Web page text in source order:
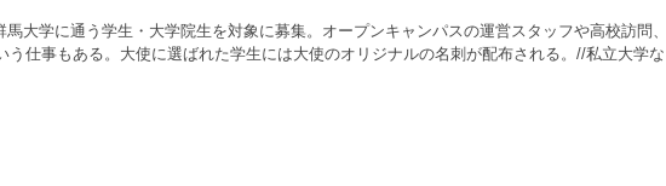
大学に通う学生・大学院生を対象に募集。オープンキャンパスの運営スタッフや高校訪問
仕事もある。大使に選ばれた学生には大使のオリジナルの名刺が配布される。//私立大学